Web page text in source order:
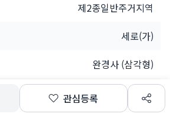
제2종일반주거지역
세로(가)
완경사 (삼각형)
개인
관심등록